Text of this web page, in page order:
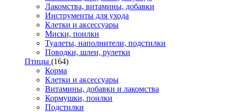
Лакомства, витамины, добавки
Инструменты для ухода
Клетки и аксессуары
Миски, поилки
Туалеты, наполнители, подстилки
Поводки, шлеи, рулетки
Птицы (164)
Корма
Клетки и аксессуары
Витамины, добавки и лакомства
Кормушки, поилки
Подстилки